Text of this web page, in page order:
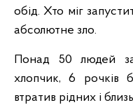
обід. Хто міг
абсолютне зло.
Понад 50 людей
хлопчик, 6 рочків
втратив рідних і